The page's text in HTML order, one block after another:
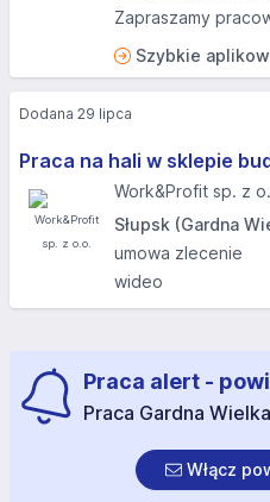
Zapraszamy
Szybkie
Praca na hali w sklepie
Work&Profit sp. z
Słupsk (Gardna
umowa zlecenie
wideo
Dodana 29 lipca
Praca alert -
Praca Gardna Wielka
Włącz